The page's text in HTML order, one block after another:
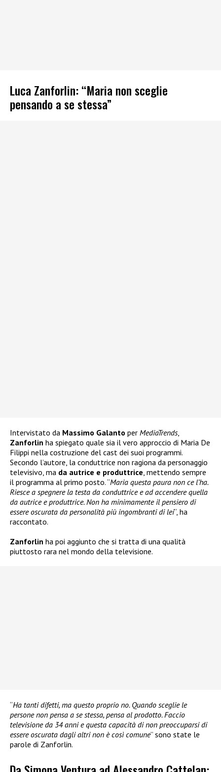
Luca Zanforlin: “Maria non sceglie
pensando a se stessa”
Intervistato da Massimo Galanto per MediaTrends,
Zanforlin ha spiegato quale sia il vero approccio di Maria De
Filippi nella costruzione del cast dei suoi programmi.
Secondo l’autore, la conduttrice non ragiona da personaggio
televisivo, ma da autrice e produttrice, mettendo sempre
il programma al primo posto. “Maria questa paura non ce l’ha.
Riesce a spegnere la testa da conduttrice e ad accendere quella
da autrice e produttrice. Non ha minimamente il pensiero di
essere oscurata da personalità più ingombranti di lei“, ha
raccontato.
Zanforlin ha poi aggiunto che si tratta di una qualità
piuttosto rara nel mondo della televisione.
“Ha tanti difetti, ma questo proprio no. Quando sceglie le
persone non pensa a se stessa, pensa al prodotto. Faccio
televisione da 34 anni e questa capacità di non preoccuparsi di
essere oscurata dagli altri non è così comune” sono state le
parole di Zanforlin.